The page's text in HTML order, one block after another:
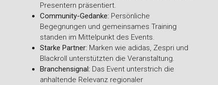
Presentern präsentiert.
Community-Gedanke: Persönliche
Begegnungen und gemeinsames Training
standen im Mittelpunkt des Events.
Starke Partner: Marken wie adidas, Zespri und
Blackroll unterstützten die Veranstaltung.
Branchensignal: Das Event unterstrich die
anhaltende Relevanz regionaler